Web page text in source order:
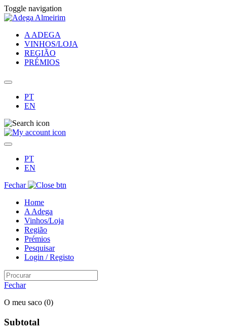
Toggle navigation
A ADEGA
VINHOS/LOJA
REGIÃO
PRÉMIOS
PT
EN
PT
EN
Fechar
Home
A Adega
Vinhos/Loja
Região
Prémios
Pesquisar
Login / Registo
Fechar
O meu saco (0)
Subtotal